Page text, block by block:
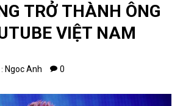
TRỞ THÀNH ÔNG
VIỆT NAM
Ngoc Anh 0